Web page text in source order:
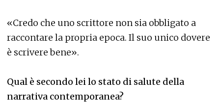
«Credo che uno scrittore non sia obbligato a
raccontare la propria epoca. Il suo unico dovere
è scrivere bene».
Qual è secondo lei lo stato di salute della
narrativa contemporanea?